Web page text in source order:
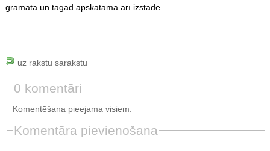
grāmatā un tagad apskatāma arī izstādē.
uz rakstu sarakstu
0 komentāri
Komentēšana pieejama visiem.
Komentāra pievienošana